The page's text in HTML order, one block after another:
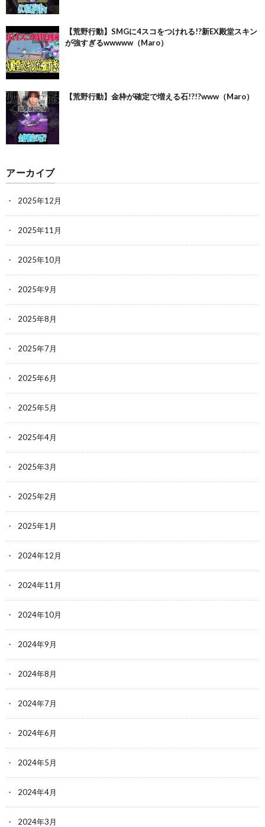
【荒野行動】SMGに4スコをつけれる!?新EX殿堂スキン
が強すぎるwwwww（Maro）
【荒野行動】金枠が確定で増える石!?!?www（Maro）
アーカイブ
2025年12月
2025年11月
2025年10月
2025年9月
2025年8月
2025年7月
2025年6月
2025年5月
2025年4月
2025年3月
2025年2月
2025年1月
2024年12月
2024年11月
2024年10月
2024年9月
2024年8月
2024年7月
2024年6月
2024年5月
2024年4月
2024年3月